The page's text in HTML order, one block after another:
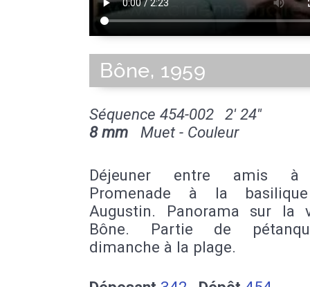
Bône, 1959
Séquence 454-002
2' 24''
8 mm Muet - Couleur
Déjeuner entre amis à
Promenade à la
Augustin. Panorama sur la
Bône. Partie de
dimanche à la plage.